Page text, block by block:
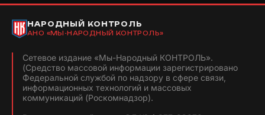
НАРОДНЫЙ КОНТРОЛЬ
АНО «МЫ-НАРОДНЫЙ КОНТРОЛЬ»
Сетевое издание «Мы-Народный КОНТРОЛЬ».
(Средство массовой информации зарегистрировано
Федеральной службой по надзору в сфере связи,
информационных технологий и массовых
коммуникаций (Роскомнадзор).